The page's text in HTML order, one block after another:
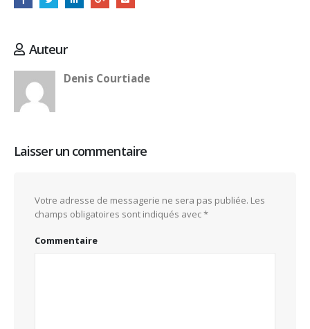
Auteur
Denis Courtiade
Laisser un commentaire
Votre adresse de messagerie ne sera pas publiée. Les
champs obligatoires sont indiqués avec*
Commentaire